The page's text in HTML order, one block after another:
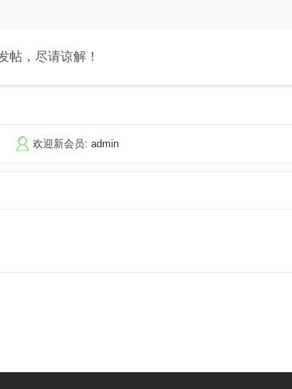
帖，尽请谅解！
欢迎新会员: admin